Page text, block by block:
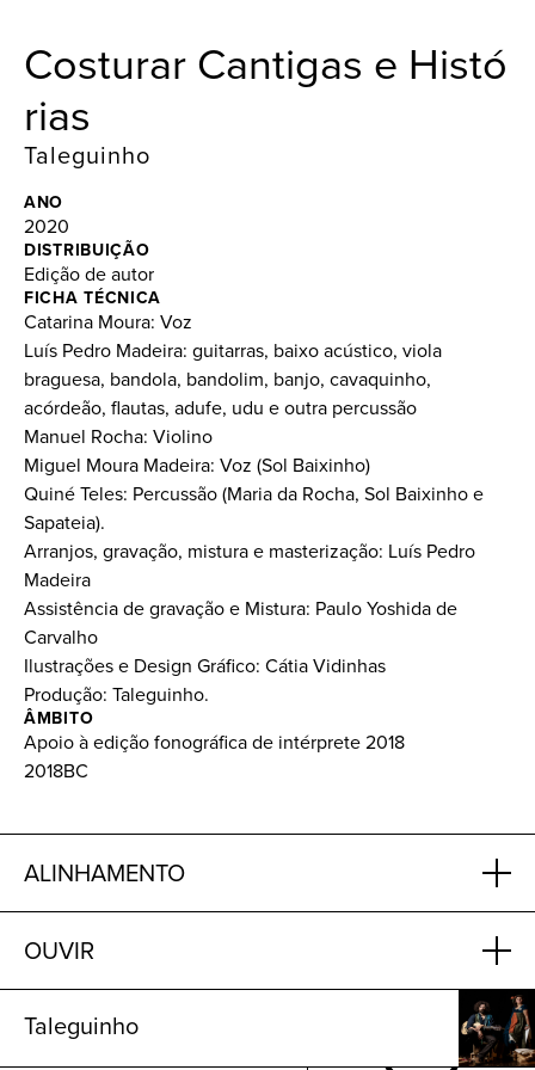
Costurar Cantigas e Hist​ó​
rias
Taleguinho
ANO
2020
DISTRIBUIÇÃO
Edição de autor
FICHA TÉCNICA
Catarina Moura: Voz
Luís Pedro Madeira: guitarras, baixo acústico, viola
braguesa, bandola, bandolim, banjo, cavaquinho,
acórdeão, flautas, adufe, udu e outra percussão
Manuel Rocha: Violino
Miguel Moura Madeira: Voz (Sol Baixinho)
Quiné Teles: Percussão (Maria da Rocha, Sol Baixinho e
Sapateia).
Arranjos, gravação, mistura e masterização: Luís Pedro
Madeira
Assistência de gravação e Mistura: Paulo Yoshida de
Carvalho
Ilustrações e Design Gráfico: Cátia Vidinhas
Produção: Taleguinho.
ÂMBITO
Apoio à edição fonográfica de intérprete 2018
2018BC
ALINHAMENTO
OUVIR
Taleguinho